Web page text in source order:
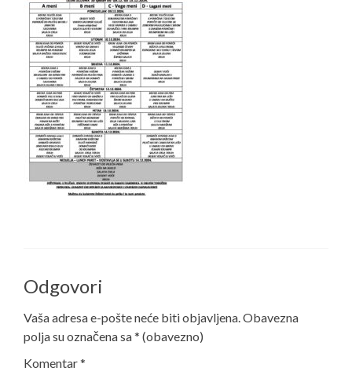
Odgovori
Vaša adresa e-pošte neće biti objavljena.Obavezna
polja su označena sa* (obavezno)
Komentar*